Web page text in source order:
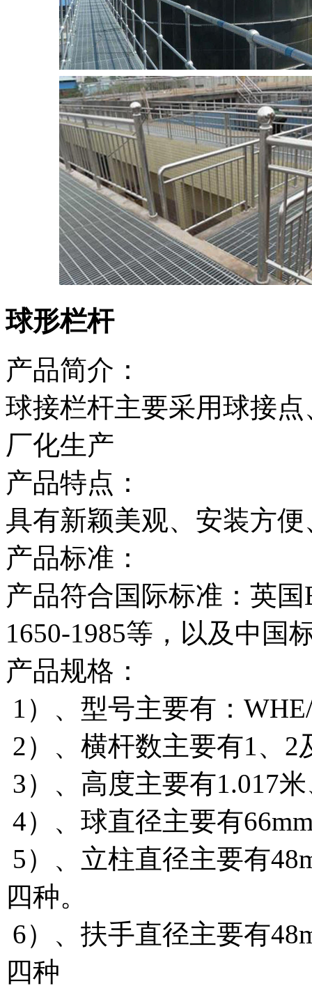
球形栏杆
产品简介：
球接栏杆主要采用球接
厂化生产
产品特点：
具有新颖美观、安装方
产品标准：
产品符合国际标准：英国
1650-1985等，以及中国
产品规格：
1）、型号主要有：
2）、横杆数主要有1、2
3）、高度主要有1.017
4）、球直径主要有
5）、立柱直径主要有
四种。
6）、扶手直径主要有
四种